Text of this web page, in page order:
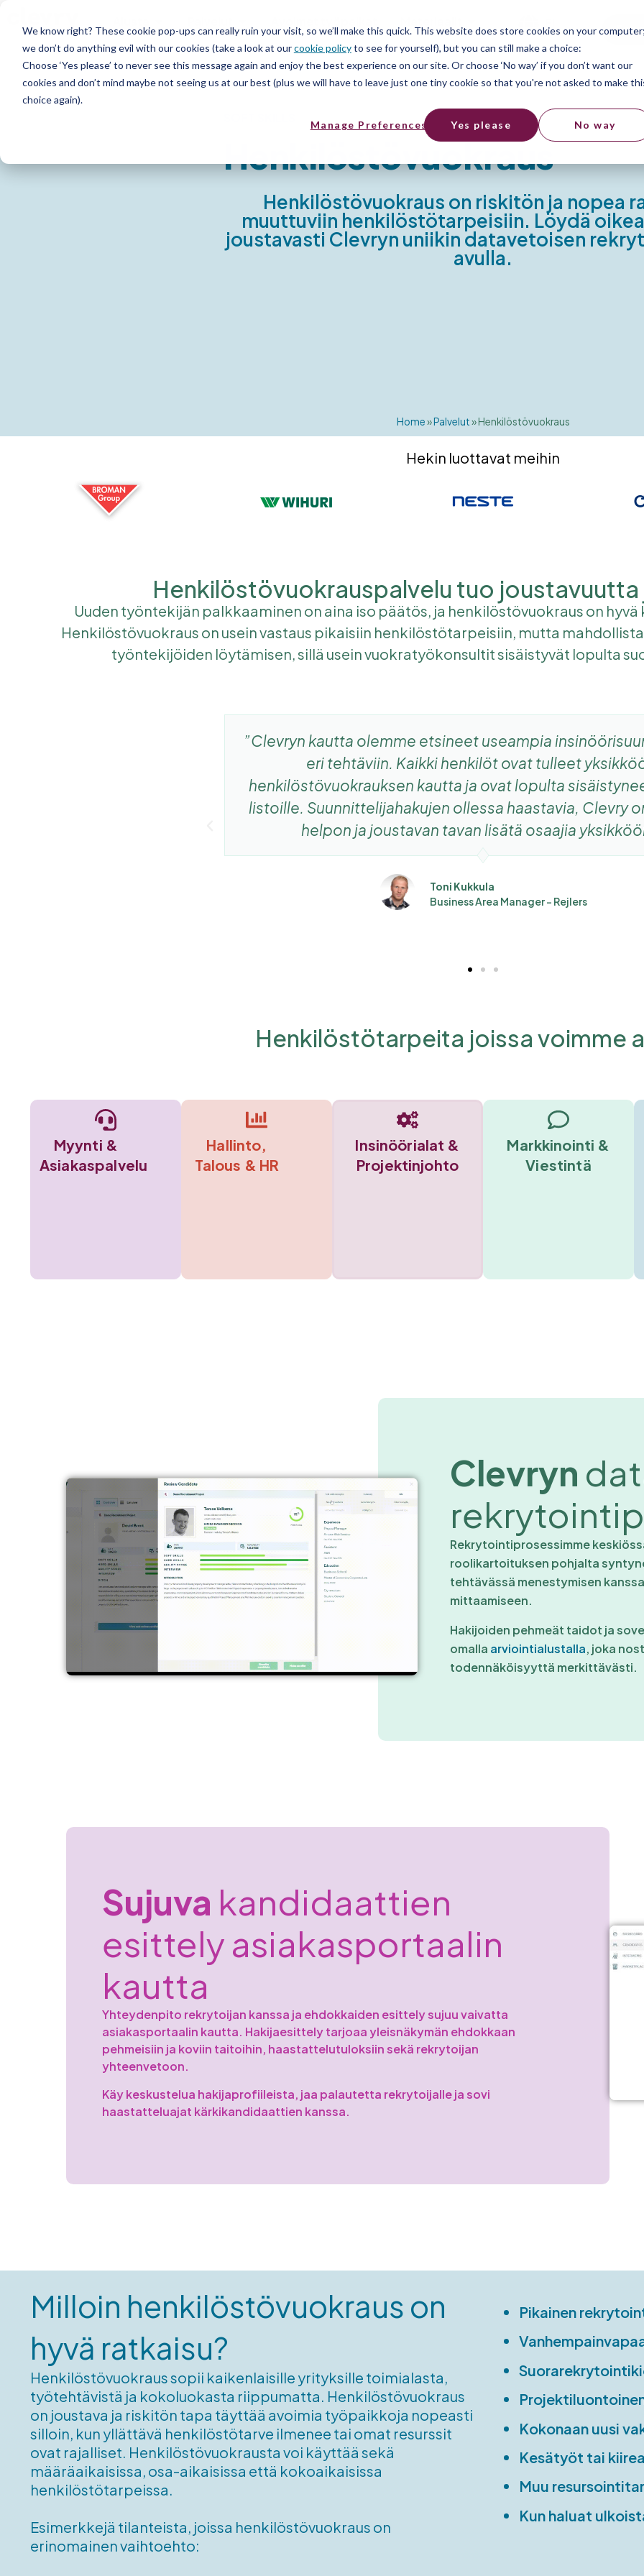
We know right? These cookie pop-ups can really ruin your visit, so we’ll make this quick. This website does store cookies on your computer;
we don’t do anything evil with our cookies (take a look at ourcookie policyto see for yourself), but you can still make a choice:
Choose ‘Yes please’ to never see this message again and enjoy the best experience on our site. Or choose ‘No way’ if you don’t want our
cookies and don’t mind maybe not seeing us at our best (plus we will have to leave just one tiny cookie so that you're not asked to make
choice again).
Manage Preferences Yes please No way
Henkilöstövuokraus
Henkilöstövuokraus on riskitön ja nopea
muuttuviin henkilöstötarpeisiin. Löydä
joustavasti Clevryn uniikin datavetoisen
avulla.
Home»Palvelut»Henkilöstövuokraus
Hekin luottavat meihin
Henkilöstövuokraus­palvelu tuo joustavuutta
Uuden työntekijän palkkaaminen on aina iso päätös, ja henkilöstövuokraus on
Henkilöstövuokraus on usein vastaus pikaisiin henkilöstötarpeisiin, mutta
työntekijöiden löytämisen, sillä usein vuokratyökonsultit sisäistyvät lopulta
”Clevryn kautta olemme etsineet useampia
eri tehtäviin. Kaikki henkilöt ovat tulleet
henkilöstövuokrauksen kautta ja ovat lopulta
listoille. Suunnittelijahakujen ollessa haastavia, Clevry
helpon ja joustavan tavan lisätä osaajia
Toni Kukkula
Business Area Manager - Rejlers
Henkilöstötarpeita joissa voimme
Myynti &
Asiakaspalvelu
Hallinto,
Talous & HR
Insinöörialat &
Projektinjohto
Markkinointi &
Viestintä
Clevryn
Rekrytointiprosessimme
roolikartoituksen pohjalta
tehtävässä menestymisen
mittaamiseen.
Hakijoiden pehmeät taidot ja
omalla arviointialustalla, joka
todennäköisyyttä merkittävästi.
Sujuva kandidaattien
esittely asiakas­portaalin
kautta
Yhteydenpito rekrytoijan kanssa ja ehdokkaiden esittely sujuu vaivatta
asiakasportaalin kautta. Hakijaesittely tarjoaa yleisnäkymän ehdokkaan
pehmeisiin ja koviin taitoihin, haastattelutuloksiin sekä rekrytoijan
yhteenvetoon.
Käy keskustelua hakijaprofiileista, jaa palautetta rekrytoijalle ja sovi
haastatteluajat kärkikandidaattien kanssa.
Milloin henkilöstö­vuokraus on
hyvä ratkaisu?
Henkilöstövuokraus sopii kaikenlaisille yrityksille toimialasta,
työtehtävistä ja kokoluokasta riippumatta. Henkilöstövuokraus
on joustava ja riskitön tapa täyttää avoimia työpaikkoja nopeasti
silloin, kun yllättävä henkilöstötarve ilmenee tai omat resurssit
ovat rajalliset. Henkilöstövuokrausta voi käyttää sekä
määräaikaisissa, osa-aikaisissa että kokoaikaisissa
henkilöstötarpeissa.
Esimerkkejä tilanteista, joissa henkilöstövuokraus on
erinomainen vaihtoehto:
Pikainen
Kokonaan uusi
Kesätyöt tai
Muu
Kun haluat